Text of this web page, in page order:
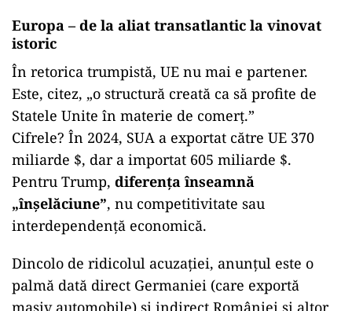
Europa – de la aliat transatlantic la vinovat
istoric
În retorica trumpistă, UE nu mai e partener.
Este, citez, „o structură creată ca să profite de
Statele Unite în materie de comerț.”
Cifrele? În 2024, SUA a exportat către UE 370
miliarde $, dar a importat 605 miliarde $.
Pentru Trump, diferența înseamnă
„înșelăciune”, nu competitivitate sau
interdependență economică.
Dincolo de ridicolul acuzației, anunțul este o
palmă dată direct Germaniei (care exportă
masiv automobile) și indirect României și altor